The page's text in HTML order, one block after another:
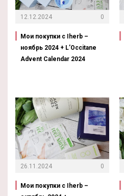
12.12.2024 0
Мои покупки с Iherb –
ноябрь 2024 + L’Occitane
Advent Calendar 2024
26.11.2024 0
Мои покупки с Iherb –